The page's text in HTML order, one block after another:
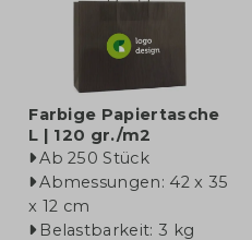
Farbige Papiertasche
L | 120 gr./m2
Ab 250 Stück
Abmessungen: 42 x 35
x 12 cm
Belastbarkeit: 3 kg